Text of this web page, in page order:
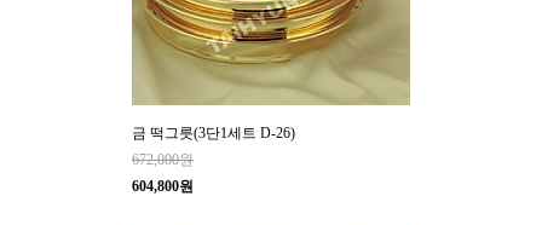
금 떡그릇(3단1세트 D-26)
672,000원
604,800원